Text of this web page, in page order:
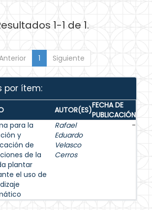
1-1 de 1.
1 Siguiente
por ítem:
AUTOR(ES)FECHA DE
PUBLICACIÓN
para la
y
de
de la
plantar
el uso de
Rafael
Eduardo
Velasco
Cerros
-